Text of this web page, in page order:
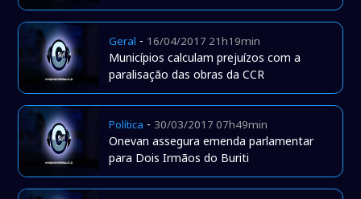
Geral - 16/04/2017 21h19min
Municípios calculam prejuízos com a
paralisação das obras da CCR
Política - 30/03/2017 07h49min
Onevan assegura emenda parlamentar
para Dois Irmãos do Buriti